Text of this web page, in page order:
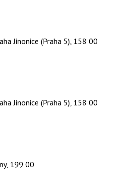
Jinonice (Praha 5), 158 00
Jinonice (Praha 5), 158 00
199 00